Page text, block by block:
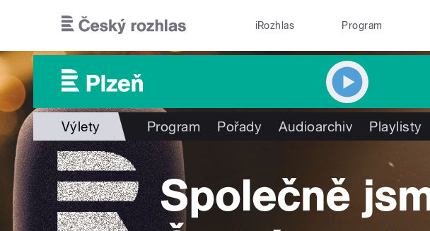
iRozhlas Program
Výlety Program Pořady Audioarchiv Playlisty